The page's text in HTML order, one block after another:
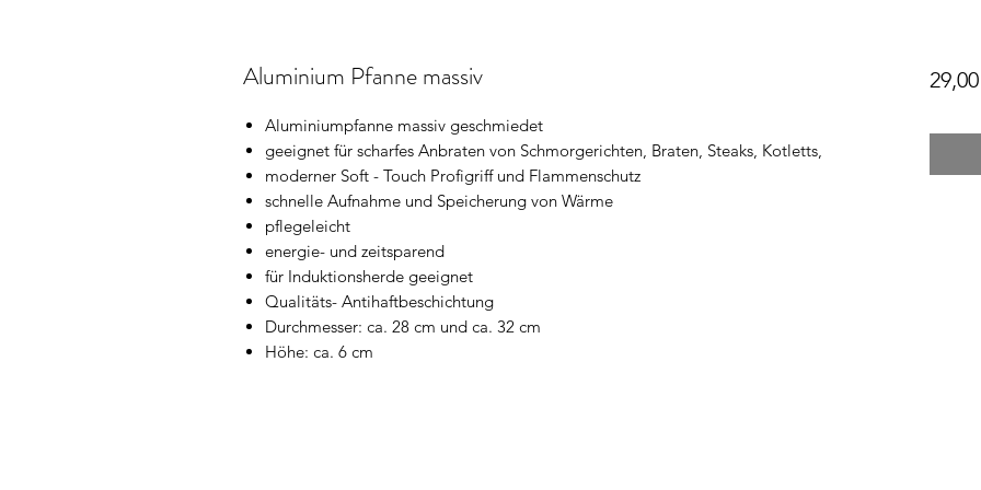
Aluminium Pfanne massiv
Aluminiumpfanne massiv geschmiedet
geeignet für scharfes Anbraten von Schmorgerichten, Braten, Steaks, Kotletts,
moderner Soft - Touch Profigriff und Flammenschutz
schnelle Aufnahme und Speicherung von Wärme
pflegeleicht
energie- und zeitsparend
für Induktionsherde geeignet
Qualitäts- Antihaftbeschichtung
Durchmesser: ca. 28 cm und ca. 32 cm
Höhe: ca. 6 cm